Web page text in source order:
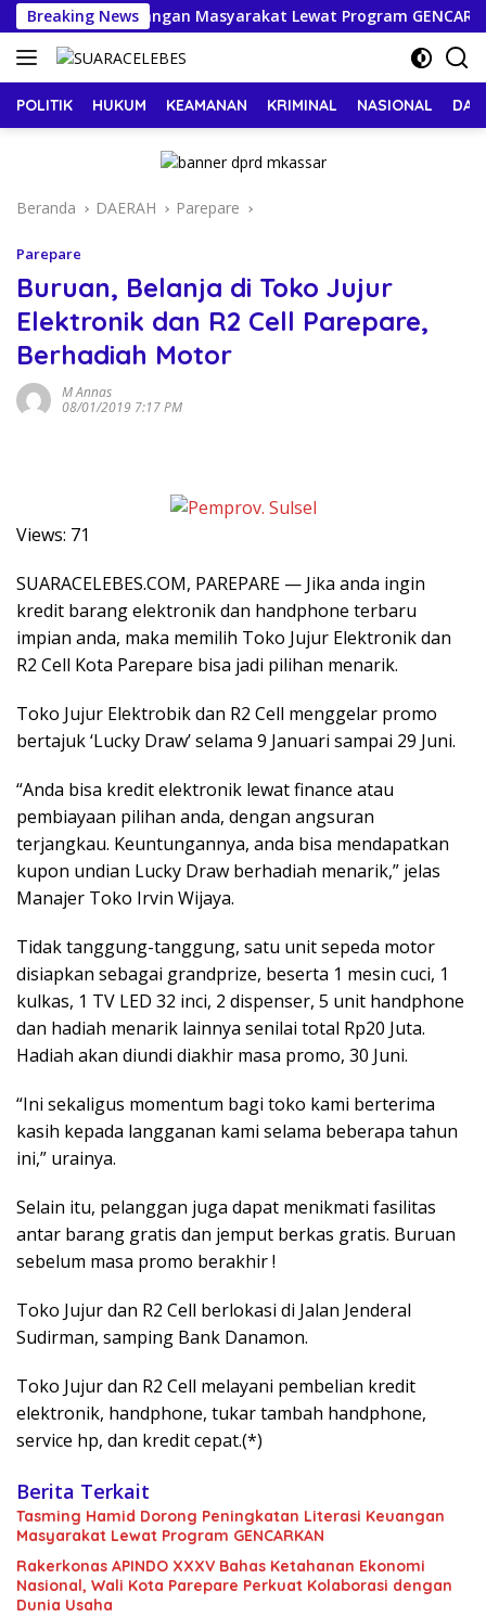
Langsung
ke
konten
Breaking News
Literasi Keuangan Masyarakat Lewat Program GENCARKAN
POLITIK HUKUM KEAMANAN KRIMINAL NASIONAL
Beranda DAERAH Parepare
Parepare
Buruan, Belanja di Toko Jujur
Elektronik dan R2 Cell Parepare,
Berhadiah Motor
M Annas
08/01/2019 7:17 PM
Views: 71
SUARACELEBES.COM, PAREPARE — Jika anda ingin
kredit barang elektronik dan handphone terbaru
impian anda, maka memilih Toko Jujur Elektronik dan
R2 Cell Kota Parepare bisa jadi pilihan menarik.
Toko Jujur Elektrobik dan R2 Cell menggelar promo
bertajuk ‘Lucky Draw’ selama 9 Januari sampai 29 Juni.
“Anda bisa kredit elektronik lewat finance atau
pembiayaan pilihan anda, dengan angsuran
terjangkau. Keuntungannya, anda bisa mendapatkan
kupon undian Lucky Draw berhadiah menarik,” jelas
Manajer Toko Irvin Wijaya.
Tidak tanggung-tanggung, satu unit sepeda motor
disiapkan sebagai grandprize, beserta 1 mesin cuci, 1
kulkas, 1 TV LED 32 inci, 2 dispenser, 5 unit handphone
dan hadiah menarik lainnya senilai total Rp20 Juta.
Hadiah akan diundi diakhir masa promo, 30 Juni.
“Ini sekaligus momentum bagi toko kami berterima
kasih kepada langganan kami selama beberapa tahun
ini,” urainya.
Selain itu, pelanggan juga dapat menikmati fasilitas
antar barang gratis dan jemput berkas gratis. Buruan
sebelum masa promo berakhir !
Toko Jujur dan R2 Cell berlokasi di Jalan Jenderal
Sudirman, samping Bank Danamon.
Toko Jujur dan R2 Cell melayani pembelian kredit
elektronik, handphone, tukar tambah handphone,
service hp, dan kredit cepat.(*)
Berita Terkait
Tasming Hamid Dorong Peningkatan Literasi Keuangan
Masyarakat Lewat Program GENCARKAN
Rakerkonas APINDO XXXV Bahas Ketahanan Ekonomi
Nasional, Wali Kota Parepare Perkuat Kolaborasi dengan
Dunia Usaha